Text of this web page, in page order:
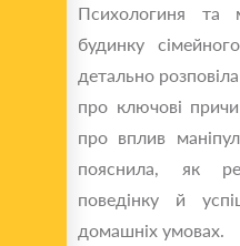
Психологиня та
будинку
детально
про ключові
про вплив
пояснила, як
поведінку й
домашніх умовах.